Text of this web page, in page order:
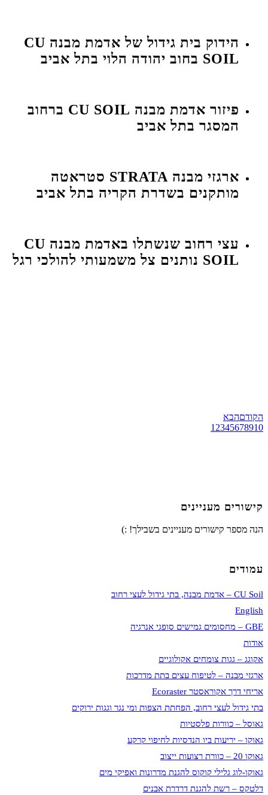
הידוק בית גידול של אדמת מבנה CU
SOIL בחוב יהודה הלוי בתל אביב
פיזור אדמת מבנה CU SOIL ברחוב
המסגר בתל אביב
ארגזי מבנה STRATA סטראטה
מותקנים בשדרת הקריה בתל אביב
עצי רחוב שנשתלו באדמת מבנה CU
SOIL נותנים צל משמעותי להולכי רגל
הקודםהבא
1 2345678910
קישורים מעניינים
הנה מספר קישורים מעניינים בשבילך! :)
עמודים
CU Soil – אדמת מבנה, בתי גידול לעצי רחוב
English
GBE – מחסומים גמישים סופגי אנרגיה
אודות
אקוגג – גגות צומחים אקולוגיים
ארגזי מבנה – לטיפוח עצים בתת מדרכות
אריחי דרך אקוראסטר Ecoraster
בתי גידול לעצי רחוב, הפחתת הצפות ומי נגר וגגות ירוקים
גאוסל – כוורות פלסטיות
גאוקו – יריעות ביו הנדסיות לחיפוי קרקע
גאוקו 20 – כוורת רצועות ייצוב
גאוקו-לוג גלילי קוקוס להגנת מדרונות ואפיקי מים
דלטקס – רשת להגנת דרדרת אבנים